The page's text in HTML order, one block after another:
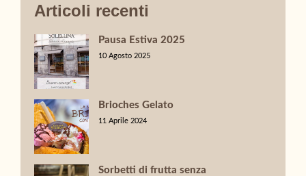
Articoli recenti
Pausa Estiva 2025
10 Agosto 2025
Brioches Gelato
11 Aprile 2024
Sorbetti di frutta senza